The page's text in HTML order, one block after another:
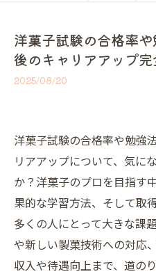
洋菓子試験の合格率
後のキャリアアップ
2025/08/20
洋菓子試験の合格率や勉強
リアアップについて、気に
か？洋菓子のプロを目指す
果的な学習方法、そして取
多くの人にとって大きな課
や新しい製菓技術への対応
収入や待遇向上まで、道の